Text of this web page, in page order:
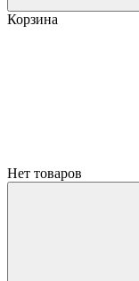
Корзина
Нет товаров